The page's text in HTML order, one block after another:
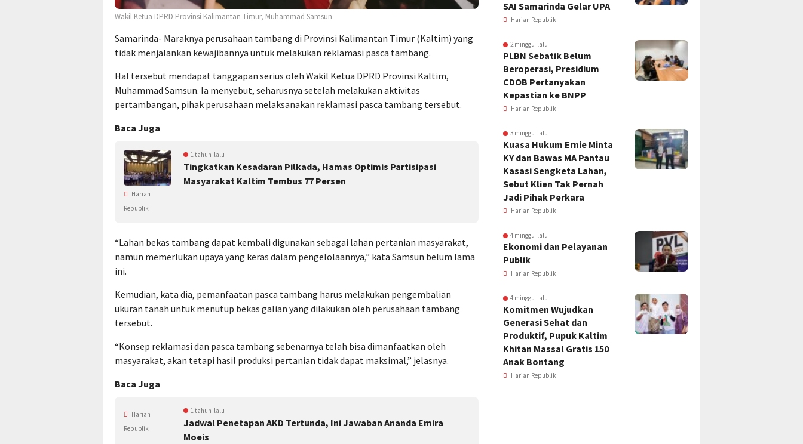
Wakil Ketua DPRD Provinsi Kalimantan Timur, Muhammad Samsun
Samarinda- Maraknya perusahaan tambang di Provinsi Kalimantan Timur (Kaltim) yang
tidak menjalankan kewajibannya untuk melakukan reklamasi pasca tambang.
Hal tersebut mendapat tanggapan serius oleh Wakil Ketua DPRD Provinsi Kaltim,
Muhammad Samsun. Ia menyebut, seharusnya setelah melakukan aktivitas
pertambangan, pihak perusahaan melaksanakan reklamasi pasca tambang tersebut.
Baca Juga
1 tahun lalu
Tingkatkan Kesadaran Pilkada, Hamas Optimis Partisipasi
Masyarakat Kaltim Tembus 77 Persen
Harian
Republik
“Lahan bekas tambang dapat kembali digunakan sebagai lahan pertanian masyarakat,
namun memerlukan upaya yang keras dalam pengelolaannya,” kata Samsun belum lama
ini.
Kemudian, kata dia, pemanfaatan pasca tambang harus melakukan pengembalian
ukuran tanah untuk menutup bekas galian yang dilakukan oleh perusahaan tambang
tersebut.
“Konsep reklamasi dan pasca tambang sebenarnya telah bisa dimanfaatkan oleh
masyarakat, akan tetapi hasil produksi pertanian tidak dapat maksimal,” jelasnya.
Baca Juga
1 tahun lalu
Jadwal Penetapan AKD Tertunda, Ini Jawaban Ananda Emira
Moeis
Harian
Republik
SAI Samarinda Gelar UPA
Harian Republik
2 minggu lalu
PLBN Sebatik Belum
Beroperasi, Presidium
CDOB Pertanyakan
Kepastian ke BNPP
Harian Republik
3 minggu lalu
Kuasa Hukum Ernie Minta
KY dan Bawas MA Pantau
Kasasi Sengketa Lahan,
Sebut Klien Tak Pernah
Jadi Pihak Perkara
Harian Republik
4 minggu lalu
Ekonomi dan Pelayanan
Publik
Harian Republik
4 minggu lalu
Komitmen Wujudkan
Generasi Sehat dan
Produktif, Pupuk Kaltim
Khitan Massal Gratis 150
Anak Bontang
Harian Republik